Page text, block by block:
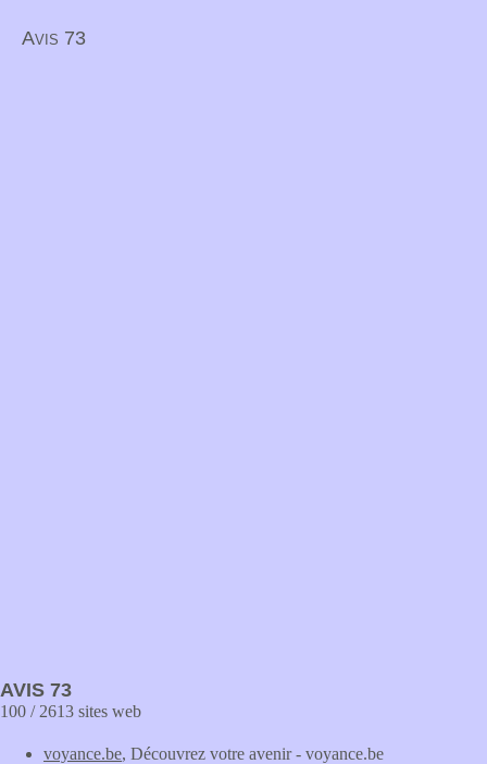
Avis 73
AVIS 73
100 / 2613 sites web
voyance.be, Découvrez votre avenir - voyance.be